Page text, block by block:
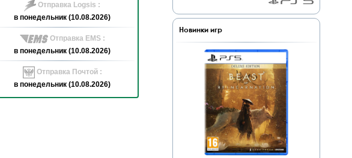
Отправка Logsis :
в понедельник (10.08.2026)
Отправка EMS :
в понедельник (10.08.2026)
Отправка Почтой :
в понедельник (10.08.2026)
Новинки игр